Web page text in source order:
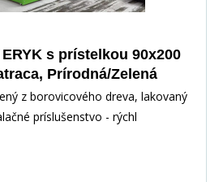
s prístelkou 90x200
Prírodná/Zelená
z borovicového dreva, lakovaný
príslušenstvo - rýchl